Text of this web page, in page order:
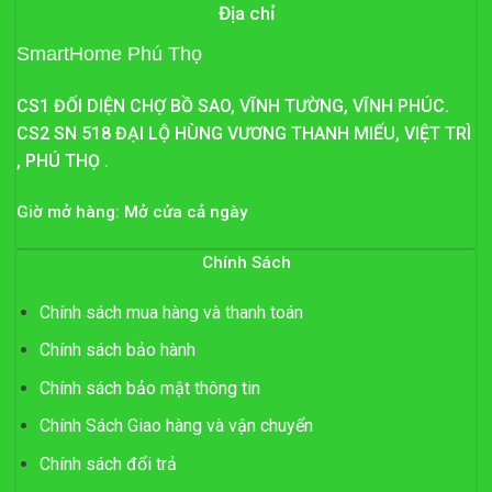
Địa chỉ
SmartHome Phú Thọ
CS1 ĐỐI DIỆN CHỢ BỒ SAO, VĨNH TƯỜNG, VĨNH PHÚC.
CS2 SN 518 ĐẠI LỘ HÙNG VƯƠNG THANH MIẾU, VIỆT TRÌ
, PHÚ THỌ .
Giờ mở hàng: Mở cửa cả ngày
Chính Sách
Chính sách mua hàng và thanh toán
Chính sách bảo hành
Chính sách bảo mật thông tin
Chính Sách Giao hàng và vận chuyển
Chính sách đổi trả